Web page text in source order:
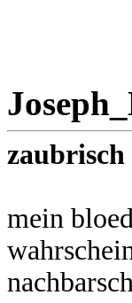
zaubrisch
mein